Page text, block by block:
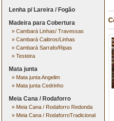
Lenha p/ Lareira / Fogão
Madeira para Cobertura
» Cambará Linhas/ Travessas
» Cambará Caibros/Linhas
» Cambará Sarrafo/Ripas
» Testeira
Mata junta
» Mata junta Angelim
» Mata junta Cedrinho
Meia Cana / Rodaforro
» Meia Cana / Rodaforro Redonda
» Meia Cana / RodaforroTradicional